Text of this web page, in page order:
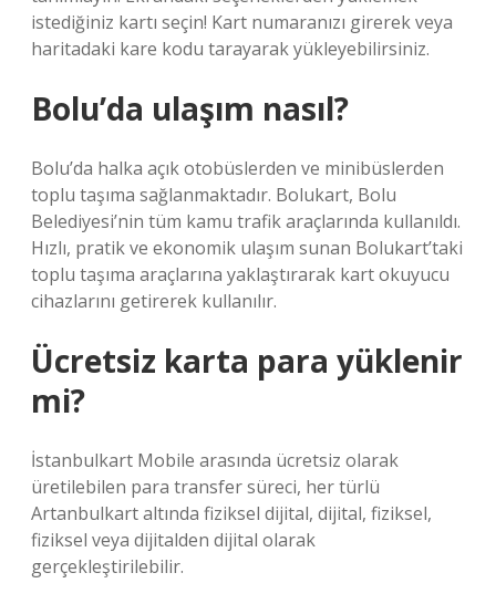
istediğiniz kartı seçin! Kart numaranızı girerek veya
haritadaki kare kodu tarayarak yükleyebilirsiniz.
Bolu’da ulaşım nasıl?
Bolu’da halka açık otobüslerden ve minibüslerden
toplu taşıma sağlanmaktadır. Bolukart, Bolu
Belediyesi’nin tüm kamu trafik araçlarında kullanıldı.
Hızlı, pratik ve ekonomik ulaşım sunan Bolukart’taki
toplu taşıma araçlarına yaklaştırarak kart okuyucu
cihazlarını getirerek kullanılır.
Ücretsiz karta para yüklenir
mi?
İstanbulkart Mobile arasında ücretsiz olarak
üretilebilen para transfer süreci, her türlü
Artanbulkart altında fiziksel dijital, dijital, fiziksel,
fiziksel veya dijitalden dijital olarak
gerçekleştirilebilir.